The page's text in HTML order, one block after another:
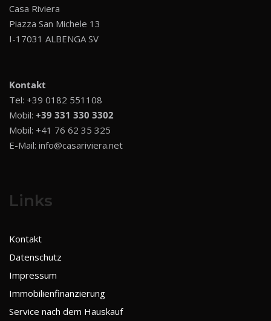
Casa Riviera
Piazza San Michele 13
I-17031 ALBENGA SV
Kontakt
Tel: +39 0182 551108
Mobil: +39 331 330 3302
Mobil: +41 76 62 35 325
E-Mail: info@casariviera.net
Links
Kontakt
Datenschutz
Impressum
Immobilienfinanzierung
Service nach dem Hauskauf